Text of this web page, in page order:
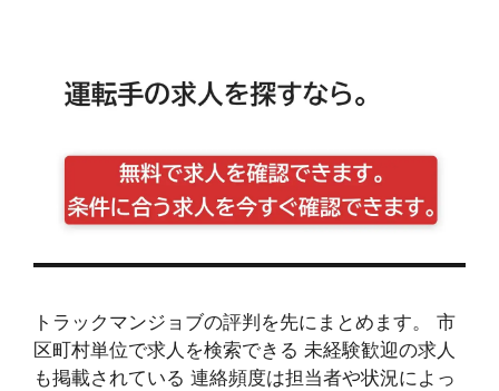
トラックマンジョブの評判を先にまとめます。 市
区町村単位で求人を検索できる 未経験歓迎の求人
も掲載されている 連絡頻度は担当者や状況によっ